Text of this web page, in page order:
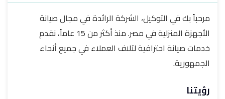
مرحباً بك في التوكيل، الشركة الرائدة في مجال صيانة
الأجهزة المنزلية في مصر. منذ أكثر من 15 عاماً، نقدم
خدمات صيانة احترافية لآلاف العملاء في جميع أنحاء
الجمهورية.
رؤيتنا